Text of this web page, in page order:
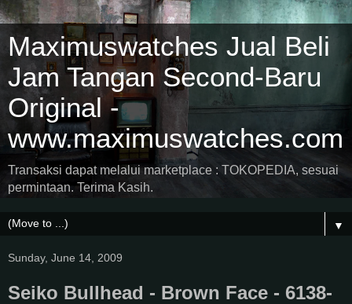
Maximuswatches Jual Beli
Jam Tangan Second-Baru
Original -
www.maximuswatches.com
Transaksi dapat melalui marketplace : TOKOPEDIA, sesuai
permintaan. Terima Kasih.
▼
Sunday, June 14, 2009
Seiko Bullhead - Brown Face - 6138-